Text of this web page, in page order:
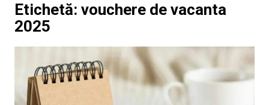
Etichetă: vouchere de vacanta
2025